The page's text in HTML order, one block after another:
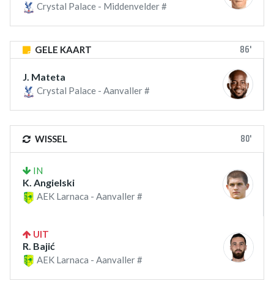
Crystal Palace - Middenvelder #
GELE KAART 86'
J. Mateta
Crystal Palace - Aanvaller #
WISSEL 80'
IN
K. Angielski
AEK Larnaca - Aanvaller #
UIT
R. Bajić
AEK Larnaca - Aanvaller #